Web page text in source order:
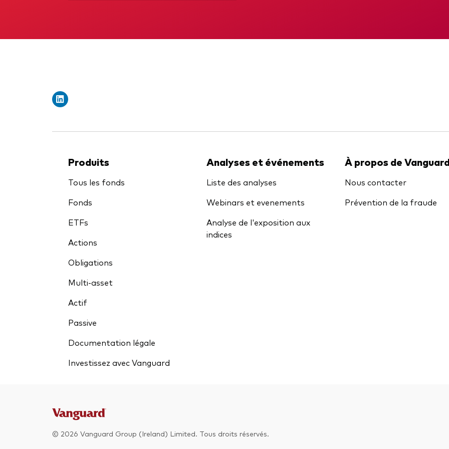
de durabilité
Produits
Tous les fonds
Fonds
ETFs
Actions
Obligations
Multi-asset
Actif
Passive
Documentation légale
Investissez avec Vanguard
Analyses et événements
Liste des analyses
Webinars et evenements
Analyse de l'exposition aux
indices
À propos de
Nous contacter
Prévention de la fraude
© 2026 Vanguard Group (Ireland) Limited. Tous droits réservés.